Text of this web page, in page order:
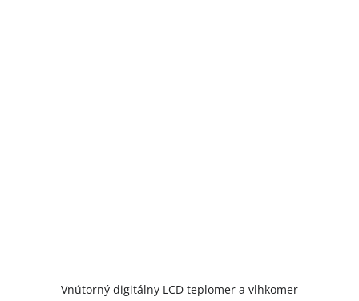
Vnútorný digitálny LCD teplomer a vlhkomer